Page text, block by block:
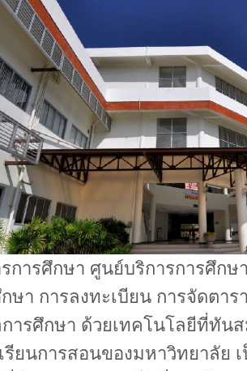
การศึกษา ศูนย์บริการการศึกษ
ษา การลงทะเบียน การจัดตาร
ารศึกษา ด้วยเทคโนโลยีที่ทัน
รียนการสอนของมหาวิทยาลัย